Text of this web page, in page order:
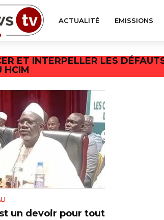
ACTUALITÉ EMISSIONS
ET INTERPELLER LES
HCIM
un devoir pour tout